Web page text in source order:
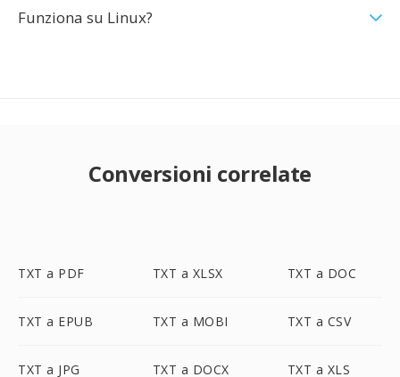
Funziona su Linux?
Conversioni correlate
TXT a PDF TXT a XLSX TXT a DOC
TXT a EPUB TXT a MOBI TXT a CSV
TXT a JPG TXT a DOCX TXT a XLS